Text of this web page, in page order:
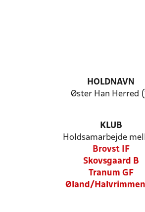
HOLDNAVN
Øster Han Herred
KLUB
Holdsamarbejde
Brovst IF
Skovsgaard B
Tranum GF
Øland/